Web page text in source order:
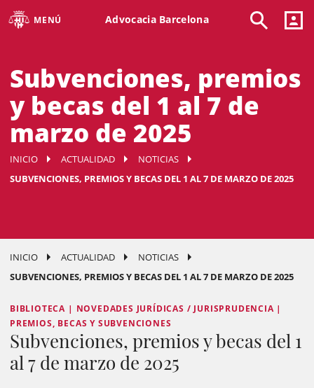
MENÚ Advocacia Barcelona
Subvenciones, premios
y becas del 1 al 7 de
marzo de 2025
INICIO ACTUALIDAD
NOTICIAS
SUBVENCIONES, PREMIOS Y BECAS DEL 1 AL 7 DE MARZO DE 2025
INICIO ACTUALIDAD
NOTICIAS
SUBVENCIONES, PREMIOS Y BECAS DEL 1 AL 7 DE MARZO DE 2025
BIBLIOTECA | NOVEDADES JURÍDICAS / JURISPRUDENCIA |
PREMIOS, BECAS Y SUBVENCIONES
Subvenciones, premios y becas del 1
al 7 de marzo de 2025